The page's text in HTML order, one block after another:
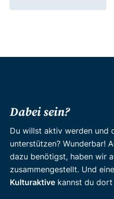
Dabei sein?
Du willst aktiv werden und
unterstützen? Wunderbar!
dazu benötigst, haben wir
zusammengestellt. Und
Kulturaktive kannst du dort